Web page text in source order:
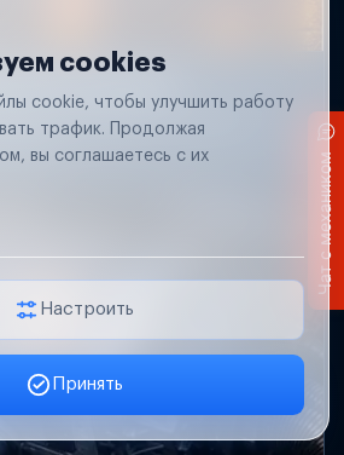
и разъемы, восстановим
cookies
cookie, чтобы улучшить работу
трафик. Продолжая
вы соглашаетесь с их
Настроить
Принять
онлайн
Чат с механиком